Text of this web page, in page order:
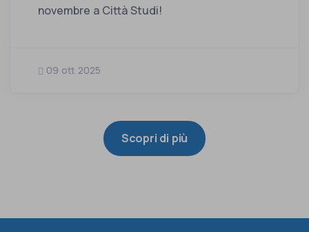
novembre a Città Studi!
09 ott 2025
Scopri di più